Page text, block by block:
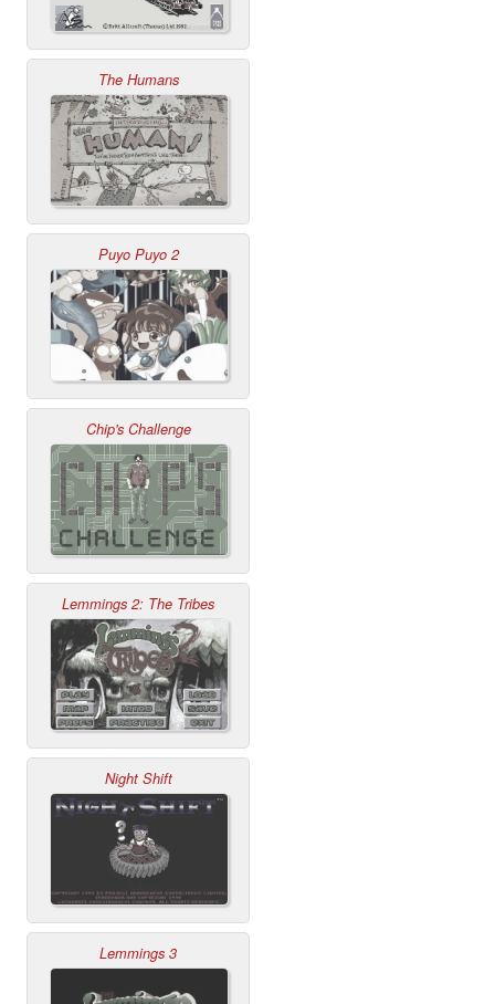
The Humans
Puyo Puyo 2
Chip's Challenge
Lemmings 2: The Tribes
Night Shift
Lemmings 3